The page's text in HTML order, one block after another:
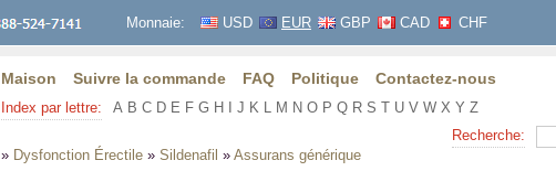
Monnaie: USD EUR GBP CAD CHF
Maison Suivre la commande FAQ Politique Contactez-nous
Index par lettre: A B C D E F G H J K L M N O P Q R S T U V W X Y Z
Recherche:
» Dysfonction Érectile » Sildenafil » Assurans générique